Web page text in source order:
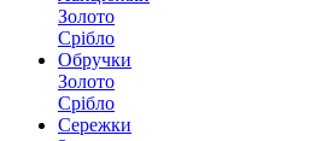
Золото
Срібло
Обручки
Золото
Срібло
Сережки